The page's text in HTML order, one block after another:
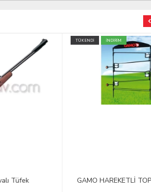
TÜKENDİ İNDİRİM
GAMO HAREKETLİ TOPLU HEDEF